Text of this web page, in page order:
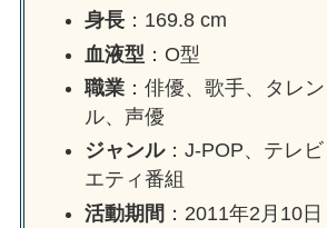
身長：169.8 cm
血液型 ：O型
職業：俳優、歌手、タレ
ル、声優
ジャンル：J-POP、テレ
エティ番組
活動期間 ：2011年2月10日